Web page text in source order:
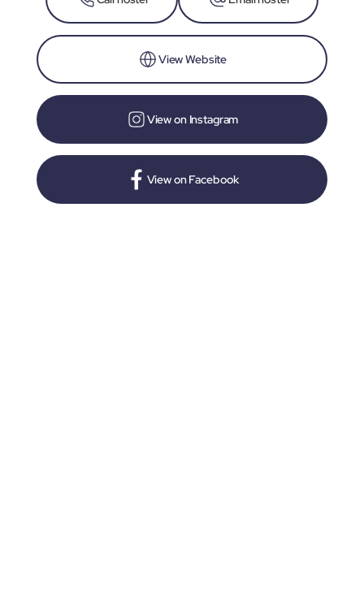
View Website
View on Instagram
View on Facebook